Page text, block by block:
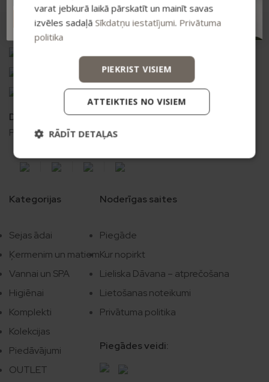
ecommerce@bio2you.eu
Darba laiks
Pr. – Pt. 08:00 – 16:30
Kategorijas
Sejas ādai
Ķermenim un matiem
Vannai un SPA
Higiēnai
Komplekti
Kolekcijas
Piedāvājumi
OUTLET
Noderīgas saites
Piegāde
Kur nopirkt
Lieliska Dāvana – atprečošana
Lietošanas noteikumi
Privātuma politika
Piegādes veidi:
varat jebkurā laikā pārskatīt un mainīt savas
izvēles sadaļā Sīkdatņu iestatījumi. Privātuma
politika
PIEKRIST VISIEM
ATTEIKTIES NO VISIEM
RĀDĪT DETAĻAS
ABONĒT